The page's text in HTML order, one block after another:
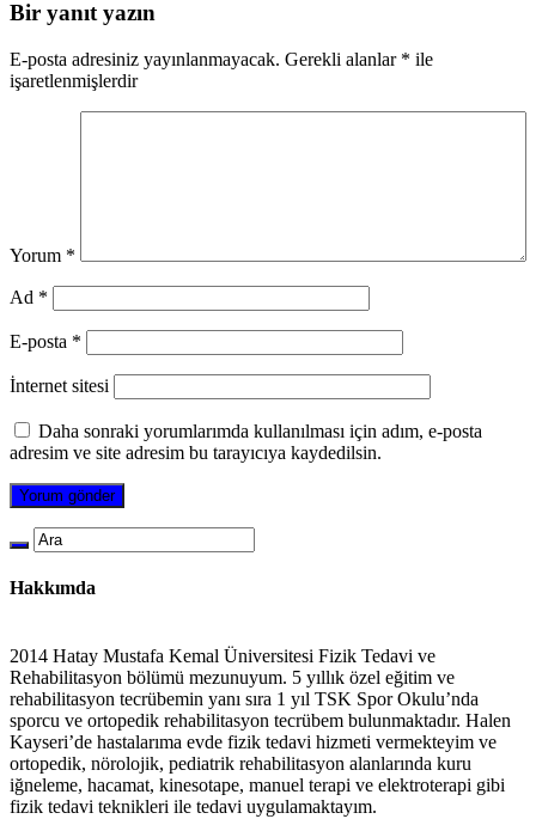
Bir yanıt yazın
E-posta adresiniz yayınlanmayacak. Gerekli alanlar * ile
işaretlenmişlerdir
Yorum *
Ad *
E-posta *
İnternet sitesi
Daha sonraki yorumlarımda kullanılması için adım, e-posta
adresim ve site adresim bu tarayıcıya kaydedilsin.
Hakkımda
2014 Hatay Mustafa Kemal Üniversitesi Fizik Tedavi ve
Rehabilitasyon bölümü mezunuyum. 5 yıllık özel eğitim ve
rehabilitasyon tecrübemin yanı sıra 1 yıl TSK Spor Okulu’nda
sporcu ve ortopedik rehabilitasyon tecrübem bulunmaktadır. Halen
Kayseri’de hastalarıma evde fizik tedavi hizmeti vermekteyim ve
ortopedik, nörolojik, pediatrik rehabilitasyon alanlarında kuru
iğneleme, hacamat, kinesotape, manuel terapi ve elektroterapi gibi
fizik tedavi teknikleri ile tedavi uygulamaktayım.